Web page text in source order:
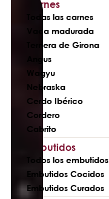
Carnes
Todas las carnes
Vaca madurada
Ternera de Girona
Angus
Wagyu
Nebraska
Cerdo Ibérico
Cordero
Cabrito
Embutidos
Todos los embutidos
Embutidos Cocidos
Embutidos Curados